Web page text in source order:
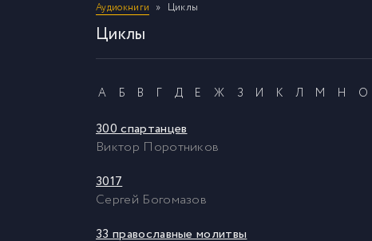
Аудиокниги Циклы
Циклы
А Б В Г Д Е Ж З И К Л М Н О
300 спартанцев
Виктор Поротников
3017
Сергей Богомазов
33 православные молитвы